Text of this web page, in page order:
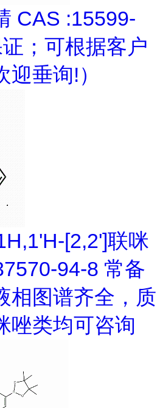
CAS :15599-
；可根据客户
垂询!）
[2,2']联咪
94-8 常备
相图谱齐全，质
唑类均可咨询